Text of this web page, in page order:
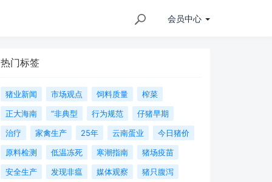
会员中心
热门标签
猪业新闻 市场观点 饲料质量
榨菜
正大海南
“非典型 行为规范
仔猪早期
治疗
家禽生产 25年 云南蛋业
今日猪价
原料检测
低温冻死 寒潮指南
猪场疫苗
安全生产
发现非瘟 媒体观察
猪只腹泻